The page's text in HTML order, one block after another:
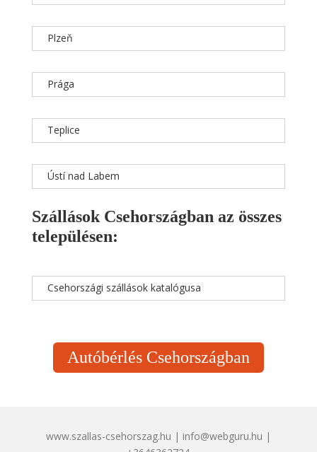
Plzeň
Prága
Teplice
Ústí nad Labem
Szállások Csehországban az összes
településen:
Csehországi szállások katalógusa
Autóbérlés Csehországban
www.szallas-csehorszag.hu | info@webguru.hu |